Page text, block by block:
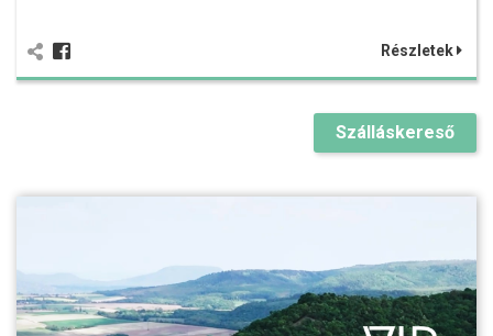
Részletek
Szálláskereső